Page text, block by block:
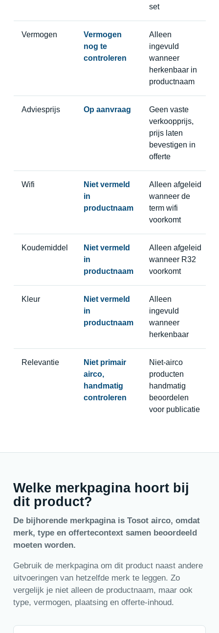
set
Vermogen
Vermogen
nog te
controleren
Alleen
ingevuld
wanneer
herkenbaar in
productnaam
Adviesprijs Op aanvraag
Geen vaste
verkoopprijs,
prijs laten
bevestigen in
offerte
Wifi
Niet vermeld
in
productnaam
Alleen afgeleid
wanneer de
term wifi
voorkomt
Koudemiddel
Niet vermeld
in
productnaam
Alleen afgeleid
wanneer R32
voorkomt
Kleur
Niet vermeld
in
productnaam
Alleen
ingevuld
wanneer
herkenbaar
Relevantie
Niet primair
airco,
handmatig
controleren
Niet-airco
producten
handmatig
beoordelen
voor publicatie
Welke merkpagina hoort bij
dit product?
De bijhorende merkpagina is Tosot airco, omdat
merk, type en offertecontext samen beoordeeld
moeten worden.
Gebruik de merkpagina om dit product naast andere
uitvoeringen van hetzelfde merk te leggen. Zo
vergelijk je niet alleen de productnaam, maar ook
type, vermogen, plaatsing en offerte-inhoud.